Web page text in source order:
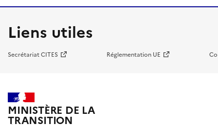
Liens utiles
Secrétariat CITES Réglementation UE
MINISTÈRE DE LA
TRANSITION